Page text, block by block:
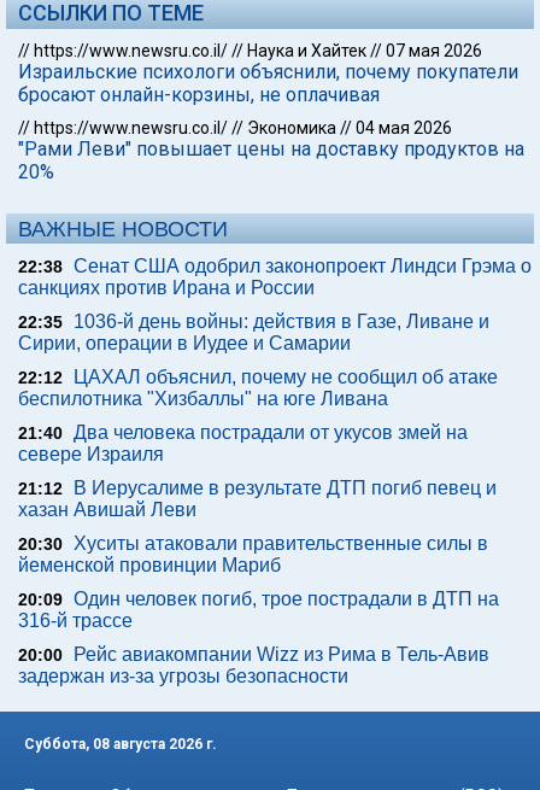
ССЫЛКИ ПО ТЕМЕ
// https://www.newsru.co.il/// Наука и Хайтек//07 мая 2026
Израильские психологи объяснили, почему покупатели
бросают онлайн-корзины, не оплачивая
// https://www.newsru.co.il/// Экономика //04 мая 2026
"Рами Леви" повышает цены на доставку продуктов на
20%
ВАЖНЫЕ НОВОСТИ
22:38 Сенат США одобрил законопроект Линдси Грэма о
санкциях против Ирана и России
22:35
1036-й день войны: действия в Газе, Ливане и
Сирии, операции в Иудее и Самарии
22:12
ЦАХАЛ объяснил, почему не сообщил об атаке
беспилотника "Хизбаллы" на юге Ливана
21:40 Два человека пострадали от укусов змей на
севере Израиля
21:12
В Иерусалиме в результате ДТП погиб певец и
хазан Авишай Леви
20:30
Хуситы атаковали правительственные силы в
йеменской провинции Мариб
20:09 Один человек погиб, трое пострадали в ДТП на
316-й трассе
20:00
Рейс авиакомпании Wizz из Рима в Тель-Авив
задержан из-за угрозы безопасности
Суббота, 08 августа 2026 г.